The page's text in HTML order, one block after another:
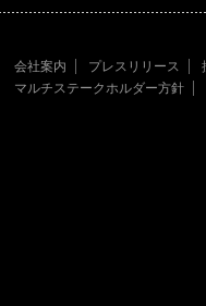
会社案内 プレスリリース
マルチステークホルダー方針